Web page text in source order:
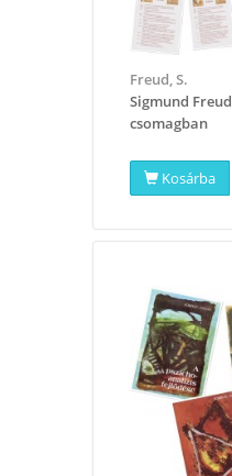
Freud, S.
Sigmund
csomagban
Kosárba